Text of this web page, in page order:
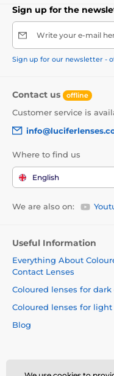
Sign up for the
Write your e-mail
Sign up for our newsletter -
Contact us offline
Customer service is
Where to find us
English
We are also on:
Useful Information
Everything About
Contact Lenses
Coloured lenses for dark
Coloured lenses for light
Blog